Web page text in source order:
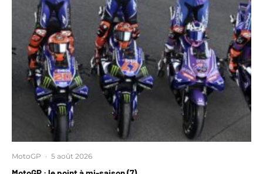
MotoGP · 5 août 2026